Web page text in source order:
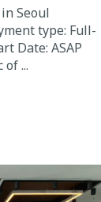
Seoul
type: Full-
Date: ASAP
...